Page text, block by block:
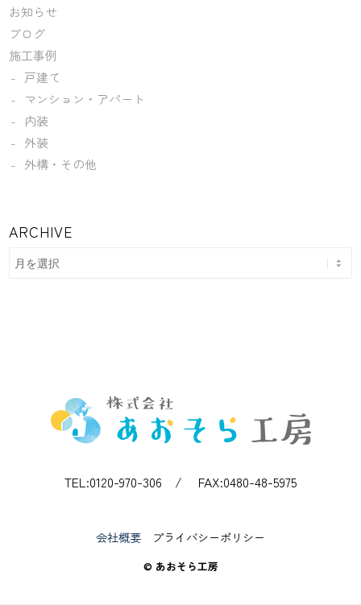
お知らせ
ブログ
施工事例
戸建て
マンション・アパート
内装
外装
外構・その他
ARCHIVE
TEL:0120-970-306 / FAX:0480-48-5975
会社概要 プライバシーポリシー
© あおそら工房